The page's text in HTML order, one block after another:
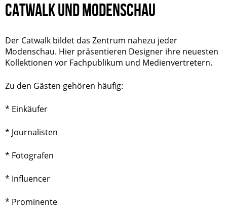
CATWALK UND MODENSCHAU
Der Catwalk bildet das Zentrum nahezu jeder
Modenschau. Hier präsentieren Designer ihre neuesten
Kollektionen vor Fachpublikum und Medienvertretern.
Zu den Gästen gehören häufig:
* Einkäufer
* Journalisten
* Fotografen
* Influencer
* Prominente